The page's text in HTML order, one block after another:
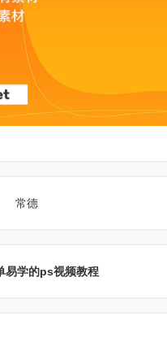
常德
易学的ps视频教程